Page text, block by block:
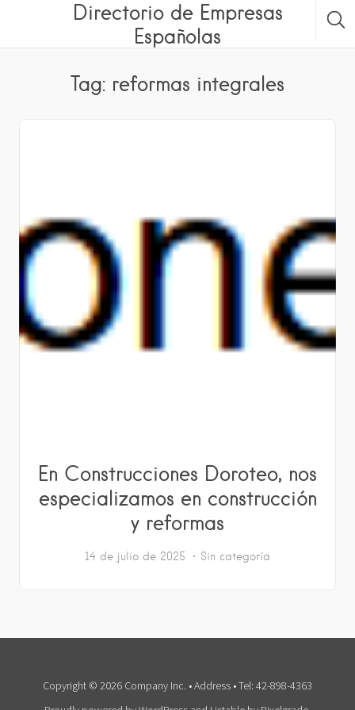
Directorio de Empresas
Españolas
Tag: reformas integrales
En Construcciones Doroteo, nos
especializamos en construcción
y reformas
14 de julio de 2025 Sin categoría
Copyright © 2026 Company Inc. • Address • Tel: 42-898-4363